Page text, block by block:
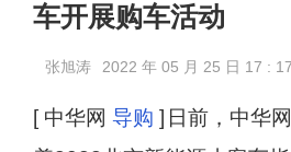
车开展购车活动
张旭涛 2022 年 05 月 25 日 17 : 17
[ 中华网 导购 ] 日前，中华